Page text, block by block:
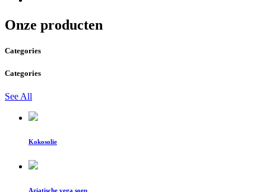
Onze producten
Categories
Categories
See All
Kokosolie
Aziatische vega soep